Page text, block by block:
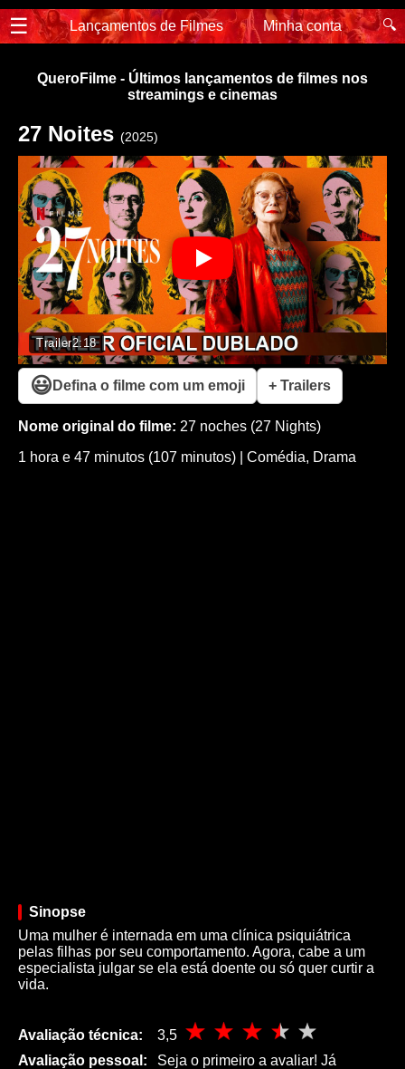
☰ Lançamentos de Filmes Minha conta 🔍
QueroFilme - Últimos lançamentos de filmes nos
streamings e cinemas
27 Noites (2025)
Trailer2:18
😃 Defina o filme com um emoji + Trailers
Nome original do filme: 27 noches (27 Nights)
1 hora e 47 minutos (107 minutos)
Comédia, Drama
Sinopse
Uma mulher é internada em uma clínica psiquiátrica
pelas filhas por seu comportamento. Agora, cabe a um
especialista julgar se ela está doente ou só quer curtir a
vida.
Avaliação técnica:
3,5
Avaliação pessoal:
Seja o primeiro a avaliar! Já